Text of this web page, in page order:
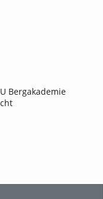
Bergakademie